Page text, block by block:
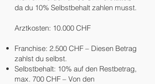
da du 10% Selbstbehalt zahlen musst.
Arztkosten: 10.000 CHF
Franchise: 2.500 CHF – Diesen Betrag
zahlst du selbst.
Selbstbehalt: 10% auf den Restbetrag,
max. 700 CHF – Von den